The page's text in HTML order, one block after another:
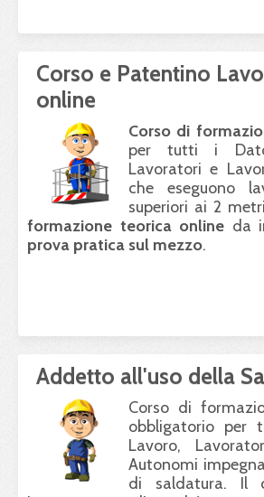
Corso e Patentino
online
Corso di
per tutti i
Lavoratori e
che eseguono
superiori ai 2
formazione teorica online da
prova pratica sul mezzo.
Addetto all'uso della
Corso di
obbligatorio per
Lavoro,
Autonomi
di saldatura. Il